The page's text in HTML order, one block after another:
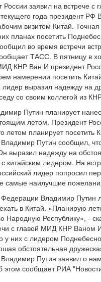
России заявил на встрече с
года президент РФ
визитом Китай.
планах посетить
во время встречи
ТАСС. В пятницу в
КНР Ван И президент
намерении посетить
лидер выразил надежду на
со своим коллегой из
Путин планирует
летом. Президент
летом планирует посетить
Путин сообщил,
выразил надежду на
китайским лидером. На
лидер попросил
самые наилучшие
Владимир Путин
в Китай. «Планирую
Народную Республику», -
с главой МИД КНР Ваном
у них с лидером
обстоятельная
Путин заявил о
этом сообщает РИА